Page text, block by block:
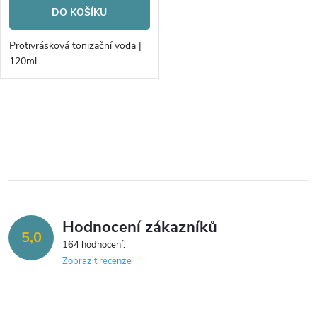
o
d
u
ů
o
d
t
ů
DO KOŠÍKU
Protivrásková tonizační voda |
120ml
l
d
a
5,0 Hodnocení zákazníků
164 hodnocení
Zobrazit recenze